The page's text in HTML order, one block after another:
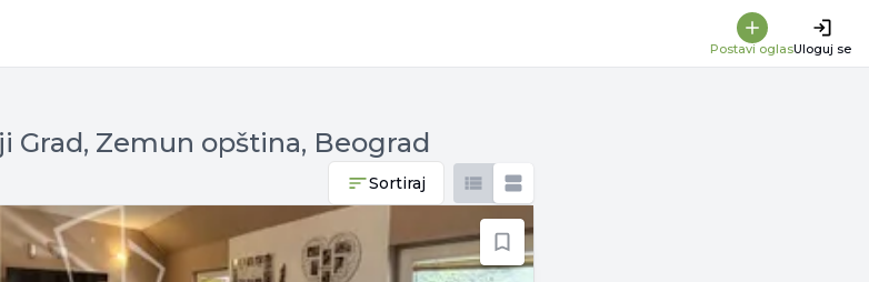
Postavi oglasUloguj se
Grad, Zemun opština, Beograd
Sortiraj